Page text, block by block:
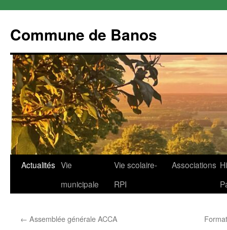
Commune de Banos
Aller
Actualités Vie
municipale
Vie scolaire-
RPI
Associations
← Assemblée générale ACCA